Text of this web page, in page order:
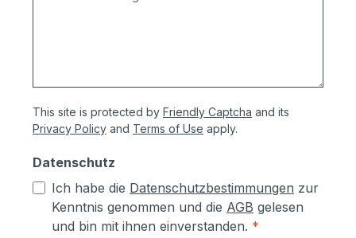
en (Angaben vom Hersteller):- Kästen aus
sendzimierverzinktem Stahl (verfombar
zusätzlich hoher Aluminiumanteil d.h.
hoher Korrosionsschutz)- Teile aus
sendzimirverzinktem Stahl werden vor
dem Pulverbeschichten Eisen-
This site is protected by Friendly Captcha and its
Privacy Policy and Terms of Use apply.
Datenschutz
Ich habe die Datenschutzbestimmungen zur
Kenntnis genommen und die AGB gelesen
und bin mit ihnen einverstanden. *